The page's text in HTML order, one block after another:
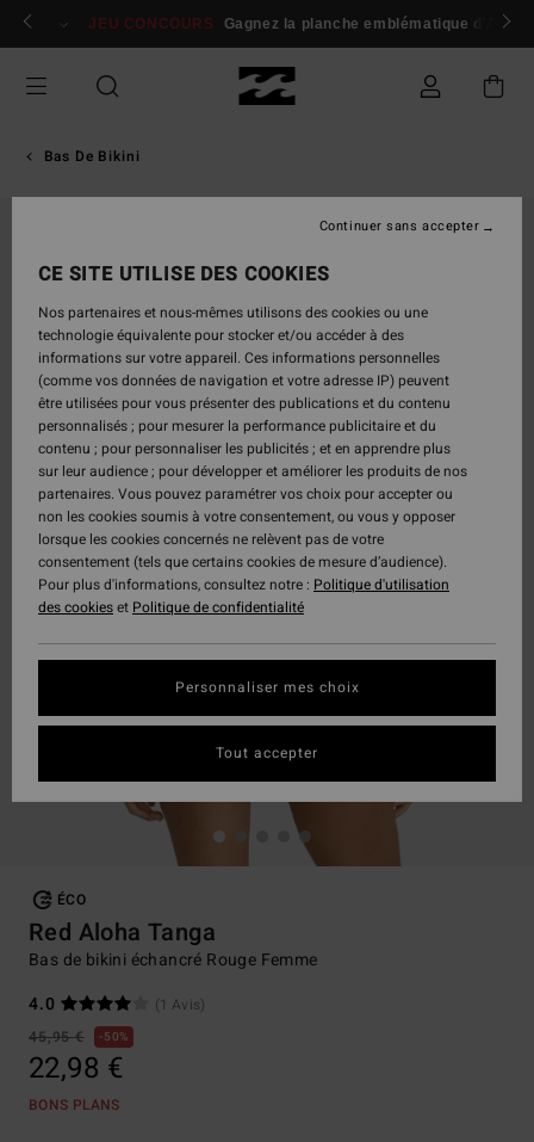
Passer
Se connecter / s'inscrire
JEU CONCOURS Gagnez la planche emblématique d'Andy
Bas De Bikini
ÉCO
Red Aloha Tanga
Bas de bikini échancré Rouge Femme
4.0
(1 Avis)
45,95 €
50%
22,98 €
BONS PLANS
CE SITE UTILISE DES COOKIES
Nos partenaires et nous-mêmes utilisons des cookies ou une
technologie équivalente pour stocker et/ou accéder à des
informations sur votre appareil. Ces informations personnelles
(comme vos données de navigation et votre adresse IP) peuvent
être utilisées pour vous présenter des publications et du contenu
personnalisés ; pour mesurer la performance publicitaire et du
contenu ; pour personnaliser les publicités ; et en apprendre plus
sur leur audience ; pour développer et améliorer les produits de nos
partenaires. Vous pouvez paramétrer vos choix pour accepter ou
non les cookies soumis à votre consentement, ou vous y opposer
lorsque les cookies concernés ne relèvent pas de votre
consentement (tels que certains cookies de mesure d’audience).
Pour plus d'informations, consultez notre : Politique d'utilisation
des cookieset Politique de confidentialité
Personnaliser mes choix
Continuer sans accepter
Tout accepter